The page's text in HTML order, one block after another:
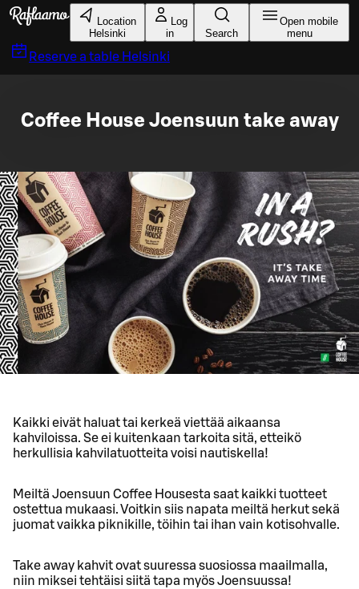
Skip to main content
Location
Helsinki
Log
in
Search
Open mobile
menu
Reserve a table Helsinki
Coffee House Joensuun take away
Kaikki eivät haluat tai kerkeä viettää aikaansa
kahviloissa. Se ei kuitenkaan tarkoita sitä, etteikö
herkullisia kahvilatuotteita voisi nautiskella!
Meiltä Joensuun Coffee Housesta saat kaikki tuotteet
ostettua mukaasi. Voitkin siis napata meiltä herkut sekä
juomat vaikka piknikille, töihin tai ihan vain kotisohvalle.
Take away kahvit ovat suuressa suosiossa maailmalla,
niin miksei tehtäisi siitä tapa myös Joensuussa!